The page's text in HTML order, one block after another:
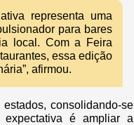
representa uma
para bares
local. Com a Feira
essa edição
afirmou.
consolidando-se
é ampliar a